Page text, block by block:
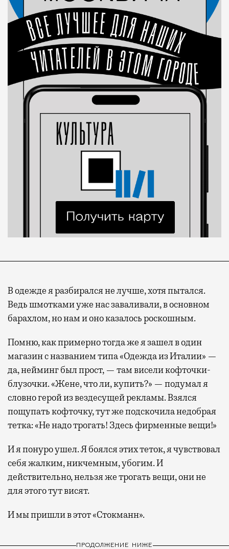
В одежде я разбирался не лучше, хотя пытался.
Ведь шмотками уже нас заваливали, в основном
барахлом, но нам и оно казалось роскошным.
Помню, как примерно тогда же я зашел в один
магазин с названием типа «Одежда из Италии» —
да, нейминг был прост, — там висели кофточки-
блузочки. «Жене, что ли, купить?» — подумал я
словно герой из вездесущей рекламы. Взялся
пощупать кофточку, тут же подскочила недобрая
тетка: «Не надо трогать! Здесь фирменные вещи!»
И я понуро ушел. Я боялся этих теток, я чувствовал
себя жалким, никчемным, убогим. И
действительно, нельзя же трогать вещи, они не
для этого тут висят.
И мы пришли в этот «Стокманн».
ПРОДОЛЖЕНИЕ НИЖЕ